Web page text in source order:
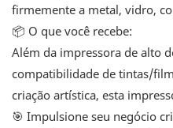
firmemente a metal, vidro,
📦 O que você recebe:
Além da impressora de alto
compatibilidade de tintas/
criação artística, esta
🎯 Impulsione seu negócio